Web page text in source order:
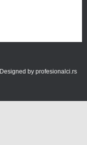
Designed by profesionalci.rs